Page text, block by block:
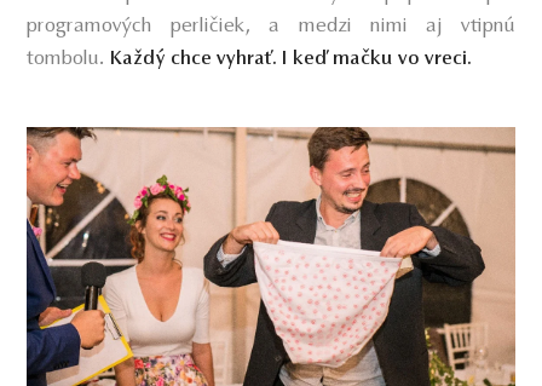
programových perličiek, a medzi nimi aj vtipnú
tombolu. Každý chce vyhrať. I keď mačku vo vreci.